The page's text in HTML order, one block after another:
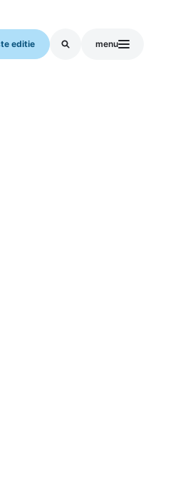
editie menu